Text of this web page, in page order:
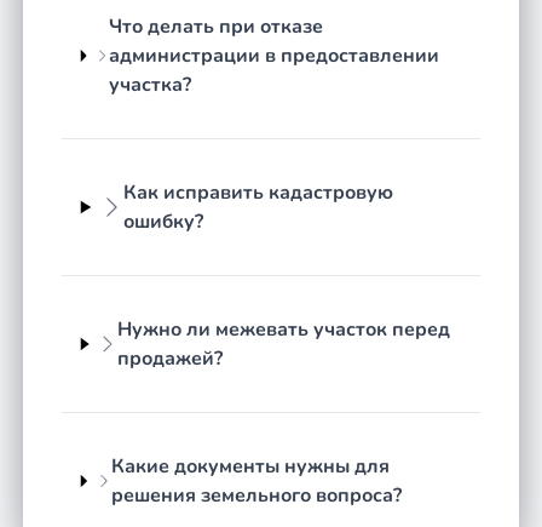
Юридическая суть земельных
вопросов
учёта и регистрации прав определяет
Федеральный закон № 218-ФЗ о государственной
регистрации недвижимости. ЗК РФ устанавливает
изъятия участков. Сведения о границах, площади
и характеристиках участка вносятся в ЕГРН на
кадастровый инженер. Именно точность этих
Юрист по земельным вопросам в городе Феодосия
анализирует правоустанавливающие документы,
Что делать при отказе
администрации в предоставлении
участка?
Как исправить кадастровую
ошибку?
Нужно ли межевать участок перед
продажей?
Какие документы нужны для
решения земельного вопроса?